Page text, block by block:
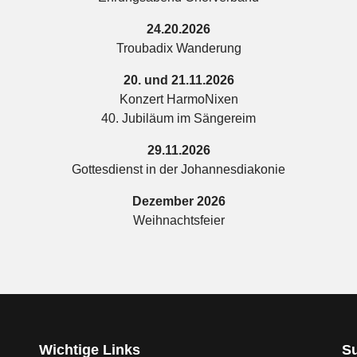
24.20.2026
Troubadix Wanderung
20. und 21.11.2026
Konzert HarmoNixen
40. Jubiläum im Sängereim
29.11.2026
Gottesdienst in der Johannesdiakonie
Dezember 2026
Weihnachtsfeier
Wichtige Links